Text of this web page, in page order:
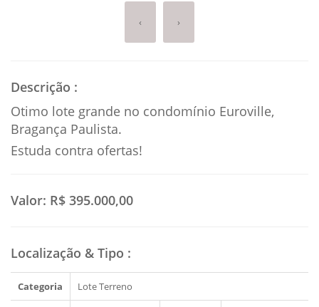
‹ ›
Descrição :
Otimo lote grande no condomínio Euroville,
Bragança Paulista.
Estuda contra ofertas!
Valor: R$ 395.000,00
Localização & Tipo :
Categoria Lote Terreno